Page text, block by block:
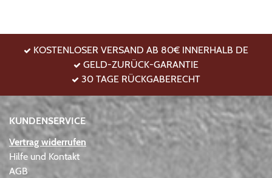
KOSTENLOSER VERSAND AB 80€ INNERHALB DE
GELD-ZURÜCK-GARANTIE
30 TAGE RÜCKGABERECHT
KUNDENSERVICE
Vertrag widerrufen
Hilfe und Kontakt
AGB